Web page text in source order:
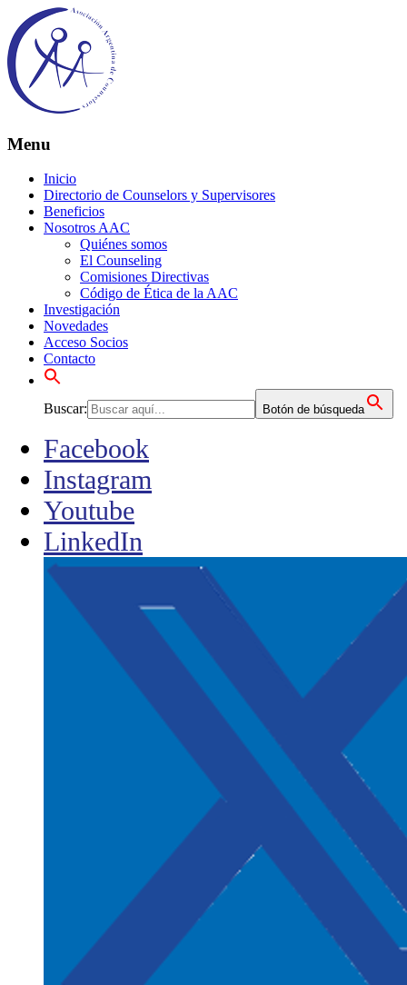
Menu
Inicio
Directorio de Counselors y Supervisores
Beneficios
Nosotros AAC
Quiénes somos
El Counseling
Comisiones Directivas
Código de Ética de la AAC
Investigación
Novedades
Acceso Socios
Contacto
Buscar: Botón de búsqueda
Facebook
Instagram
Youtube
LinkedIn